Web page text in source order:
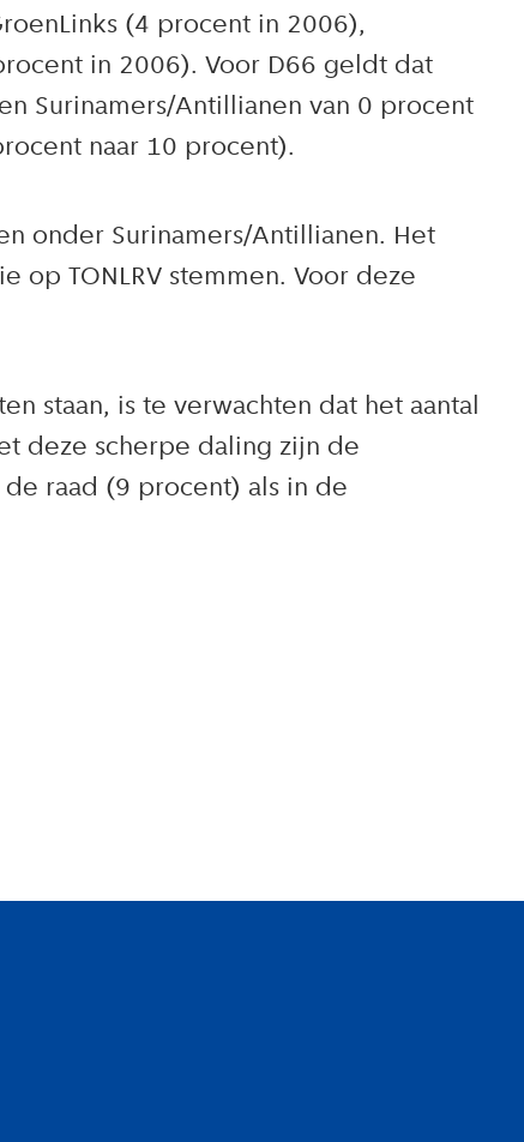
(4 procent in 2006),
in 2006). Voor D66 geldt dat
Surinamers/Antillianen van 0 procent
naar 10 procent).
onder Surinamers/Antillianen. Het
op TONLRV stemmen. Voor deze
staan, is te verwachten dat het aantal
deze scherpe daling zijn de
raad (9 procent) als in de